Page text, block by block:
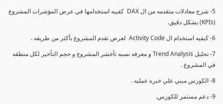
5- شرح معادلات متقدمه من ال DAX كفييه استخدامها في عرض المؤشرات المشروع
(KPIs) بشكل دقيق.
6- كيفيه استخدام ال Activity Code لعرض تقدم المشروع بأكثر من طريقه .
7- تحليل Trend Analysis و معرفه نسبه تأخشر المشروع و حجم التأخير لكل منطقه
في المشروع .
8- الكورس مبني علي خبره عمليه .
9- دعم مستمر للكورس.